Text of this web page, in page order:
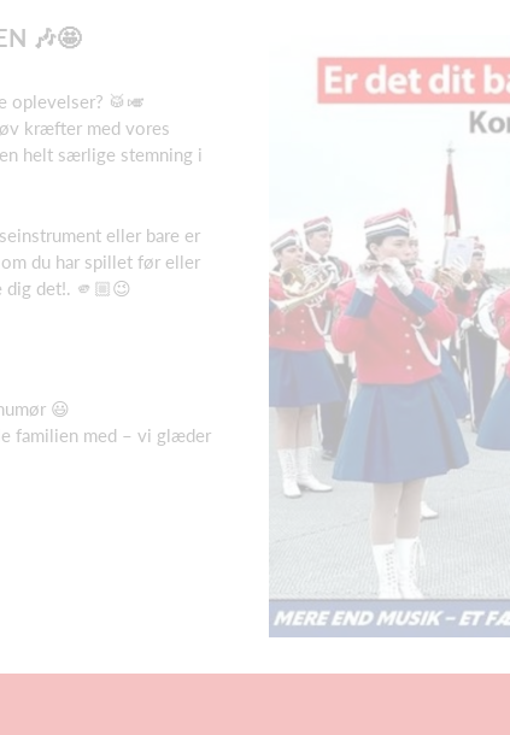
🎶🤩
oplevelser? 🥁🎺
kræfter med vores
helt særlige stemning i
eller bare er
du har spillet før eller
det!. 🫵🏼😉
😃
familien med – vi glæder